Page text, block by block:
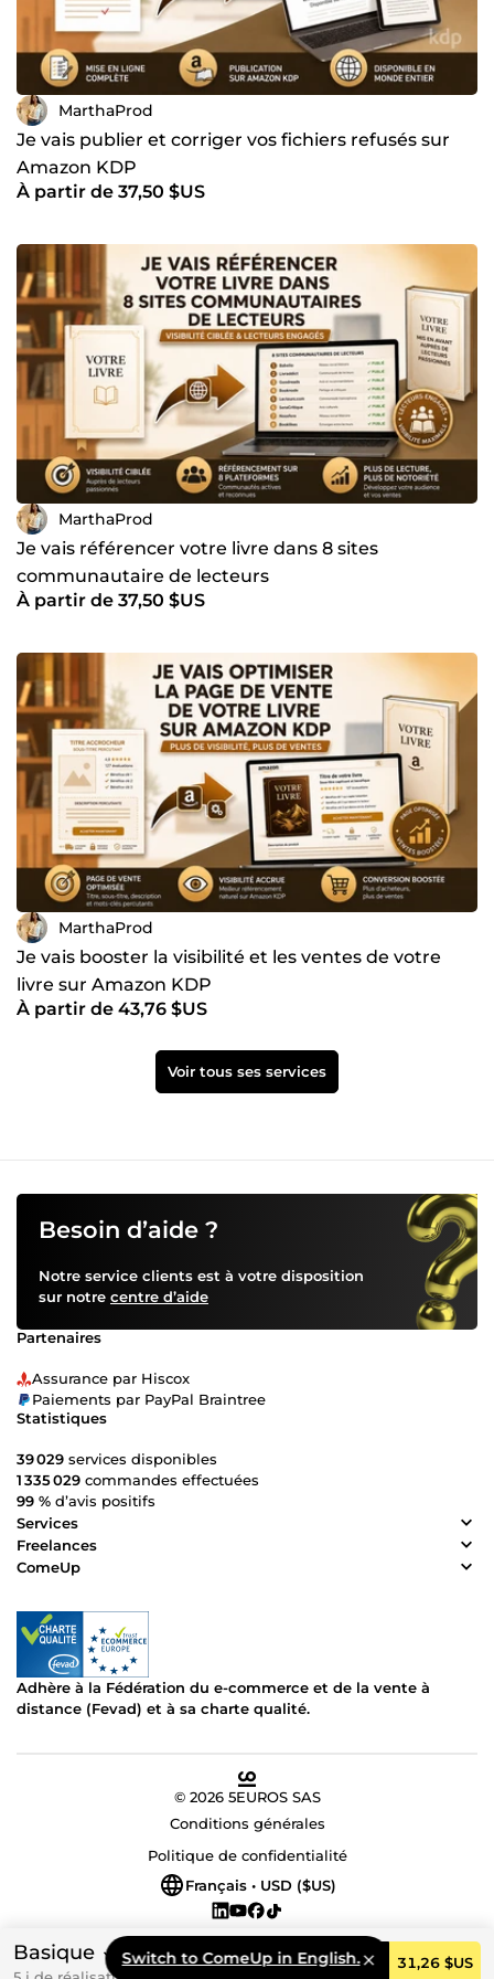
Basique Commander 31,26 $US
MarthaProd
Je vais publier et corriger vos fichiers refusés sur
Amazon KDP
À partir de 37,50 $US
MarthaProd
Je vais référencer votre livre dans 8 sites
communautaire de lecteurs
À partir de 37,50 $US
MarthaProd
Je vais booster la visibilité et les ventes de votre
livre sur Amazon KDP
À partir de 43,76 $US
Voir tous ses services
Switch to ComeUp in English.
Besoin d’aide ?
Notre service clients est à votre disposition
sur notre centre d’aide
Partenaires
Assurance par Hiscox
Paiements par PayPal Braintree
Statistiques
39 029 services disponibles
1 335 029 commandes effectuées
99 % d’avis positifs
Services
Freelances
ComeUp
Adhère à la Fédération du e-commerce et de la vente à
distance (Fevad) et à sa charte qualité.
© 2026 5EUROS SAS
Conditions générales
Politique de confidentialité
Français • USD ($US)